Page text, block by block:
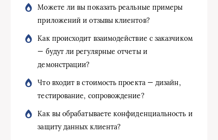
Можете ли вы показать реальные примеры
приложений и отзывы клиентов?
Как происходит взаимодействие с заказчиком
— будут ли регулярные отчеты и
демонстрации?
Что входит в стоимость проекта — дизайн,
тестирование, сопровождение?
Как вы обрабатываете конфиденциальность и
защиту данных клиента?